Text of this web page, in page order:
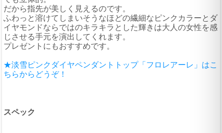
だから指先が美しく見えるのです。
ふわっと溶けてしまいそうなほどの繊細なピンクカラーとダ
イヤモンドならではのキラキラとした輝きは大人の女性を感
じさせる手元を演出してくれます。
プレゼントにもおすすめです。
★淡雪ピンクダイヤペンダントトップ「フロレアーレ」はこ
ちらからどうぞ！
スペック